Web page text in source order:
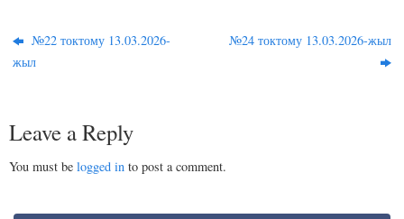
okla
ki
A a
№22 токтому 13.03.2026-
жыл
№24 токтому 13.03.2026-жыл
Leave a Reply
You must be logged in to post a comment.